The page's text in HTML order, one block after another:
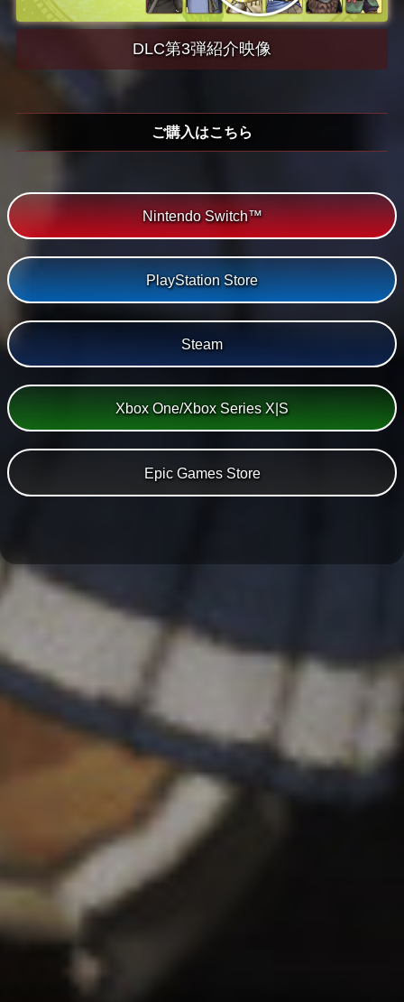
DLC第3弾紹介映像
ご購入はこちら
Nintendo Switch™
PlayStation Store
Steam
Xbox One/Xbox Series X|S
Epic Games Store